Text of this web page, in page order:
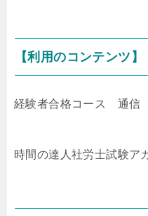
【利用のコンテンツ】
経験者合格コース 通
時間の達人社労士試験ア